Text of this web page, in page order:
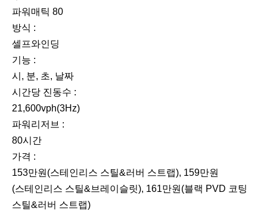
파워매틱 80
방식 :
셀프와인딩
기능 :
시, 분, 초, 날짜
시간당 진동수 :
21,600vph(3Hz)
파워리저브 :
80시간
가격 :
153만원(스테인리스 스틸&러버 스트랩), 159만원
(스테인리스 스틸&브레이슬릿), 161만원(블랙 PVD 코팅
스틸&러버 스트랩)